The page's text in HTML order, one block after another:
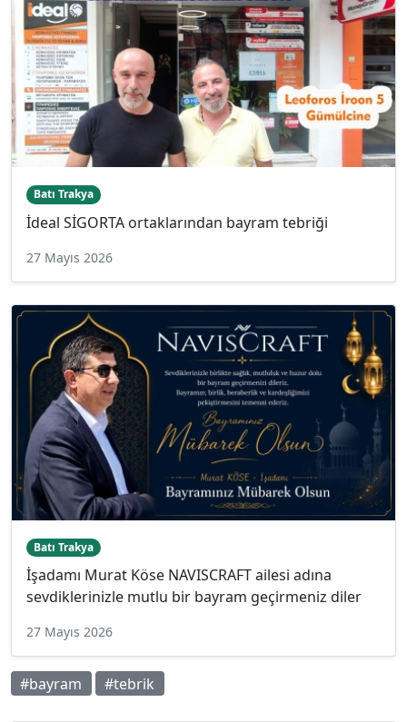
Batı Trakya
İdeal SİGORTA ortaklarından bayram tebriği
27 Mayıs 2026
Batı Trakya
İşadamı Murat Köse NAVISCRAFT ailesi adına
sevdiklerinizle mutlu bir bayram geçirmeniz diler
27 Mayıs 2026
#bayram #tebrik